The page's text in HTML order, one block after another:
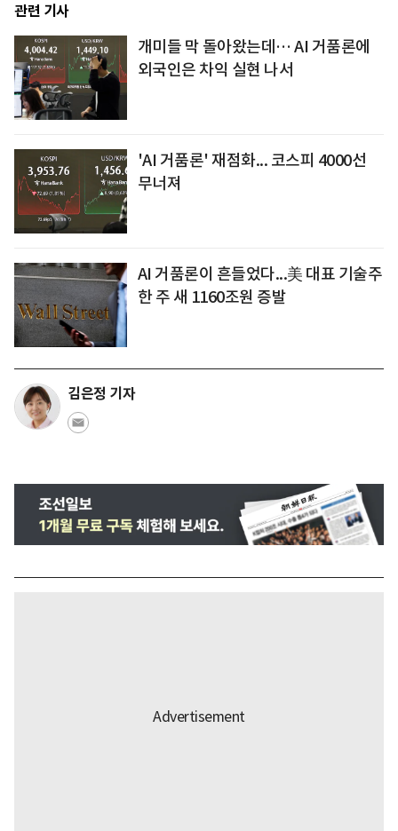
관련 기사
개미들 막 돌아왔는데… AI 거품론에
외국인은 차익 실현 나서
'AI 거품론' 재점화... 코스피 4000선
무너져
AI 거품론이 흔들었다...美 대표 기술주
한 주 새 1160조원 증발
김은정 기자